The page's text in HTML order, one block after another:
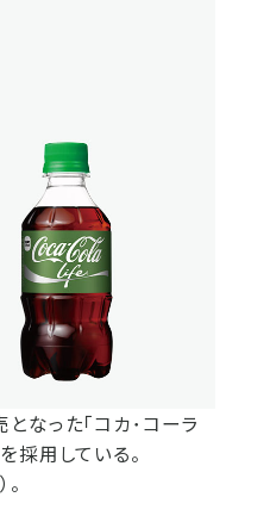
なった「コカ･コーラ
採用している。